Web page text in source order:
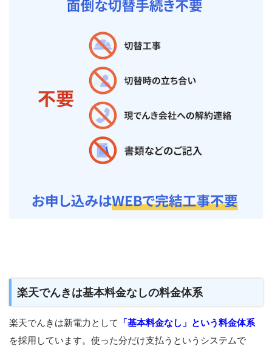
楽天でんきは基本料金なしの料金体系
楽天でんきは新電力として
「基本料金なし」という料金体系
を採用しています。使った分だけ支払うというシステムで